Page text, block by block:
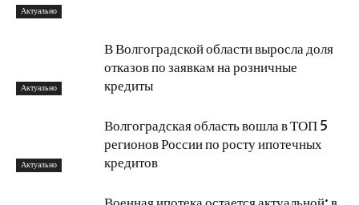
Актуально
Актуально
В Волгоградской области выросла доля
отказов по заявкам на розничные
кредиты
Актуально
Волгоградская область вошла в ТОП 5
регионов России по росту ипотечных
кредитов